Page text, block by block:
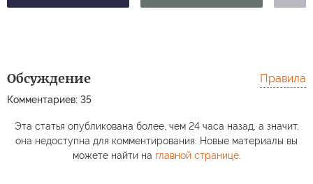
Обсуждение
Комментариев: 35
Правила
Эта статья опубликована более, чем 24 часа назад, а значит,
она недоступна для комментирования. Новые материалы вы
можете найти на главной странице.